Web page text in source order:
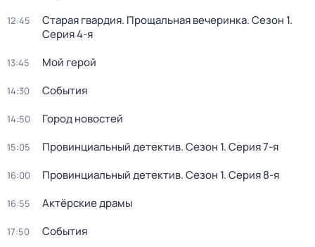
12:45 Старая гвардия. Прощальная вечеринка. Сезон 1.
Серия 4-я
13:45 Мой герой
14:30 События
14:50 Город новостей
15:05 Провинциальный детектив. Сезон 1. Серия 7-я
16:00 Провинциальный детектив. Сезон 1. Серия 8-я
16:55 Актёрские драмы
17:50 События